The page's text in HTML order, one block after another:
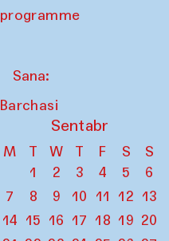
programme
Sana:
Barchasi
Sentabr
M T W T F S
S
1
2 3 4 5
6
7
8 9 10 11 12 13
14 15 16 17 18 19 20